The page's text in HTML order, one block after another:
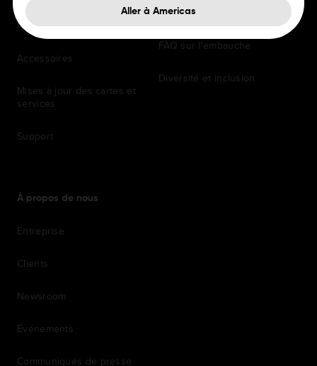
Navigation embarquée
Accessoires
Mises à jour des cartes et
services
Support
Avantages
FAQ sur l'embauche
Diversité et inclusion
À propos de nous
Entreprise
Clients
Newsroom
Événements
Communiqués de presse
Aller à Americas